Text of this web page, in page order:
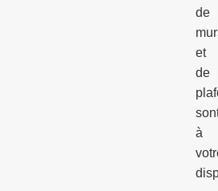
de
et
de
à